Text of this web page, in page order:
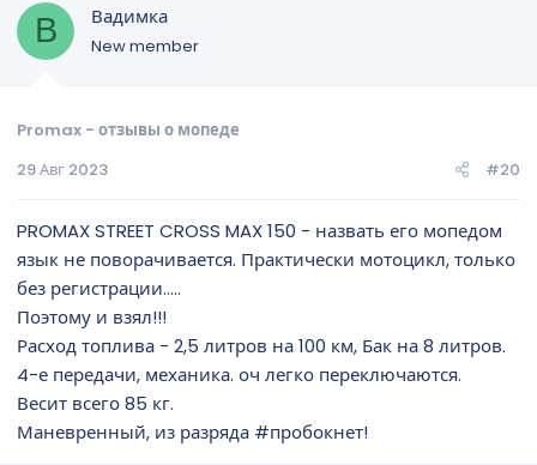
В Вадимка
New member
Promax - отзывы о мопеде
29 Авг 2023
#20
PROMAX STREET CROSS MAX 150 - назвать его мопедом
язык не поворачивается. Практически мотоцикл, только
без регистрации.....
Поэтому и взял!!!
Расход топлива - 2,5 литров на 100 км, Бак на 8 литров.
4-е передачи, механика. оч легко переключаются.
Весит всего 85 кг.
Маневренный, из разряда #пробокнет!